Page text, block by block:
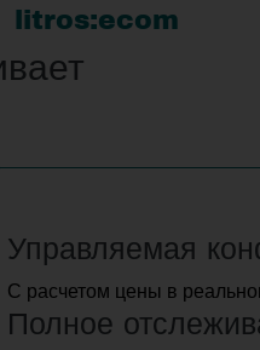
litros:ecom
Управляемая
С расчетом цены в
Полное